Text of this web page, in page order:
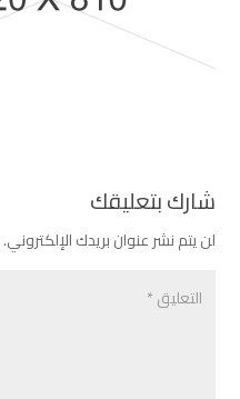
شارك بتعليقك
لن يتم نشر عنوان بريدك الإلكتروني.